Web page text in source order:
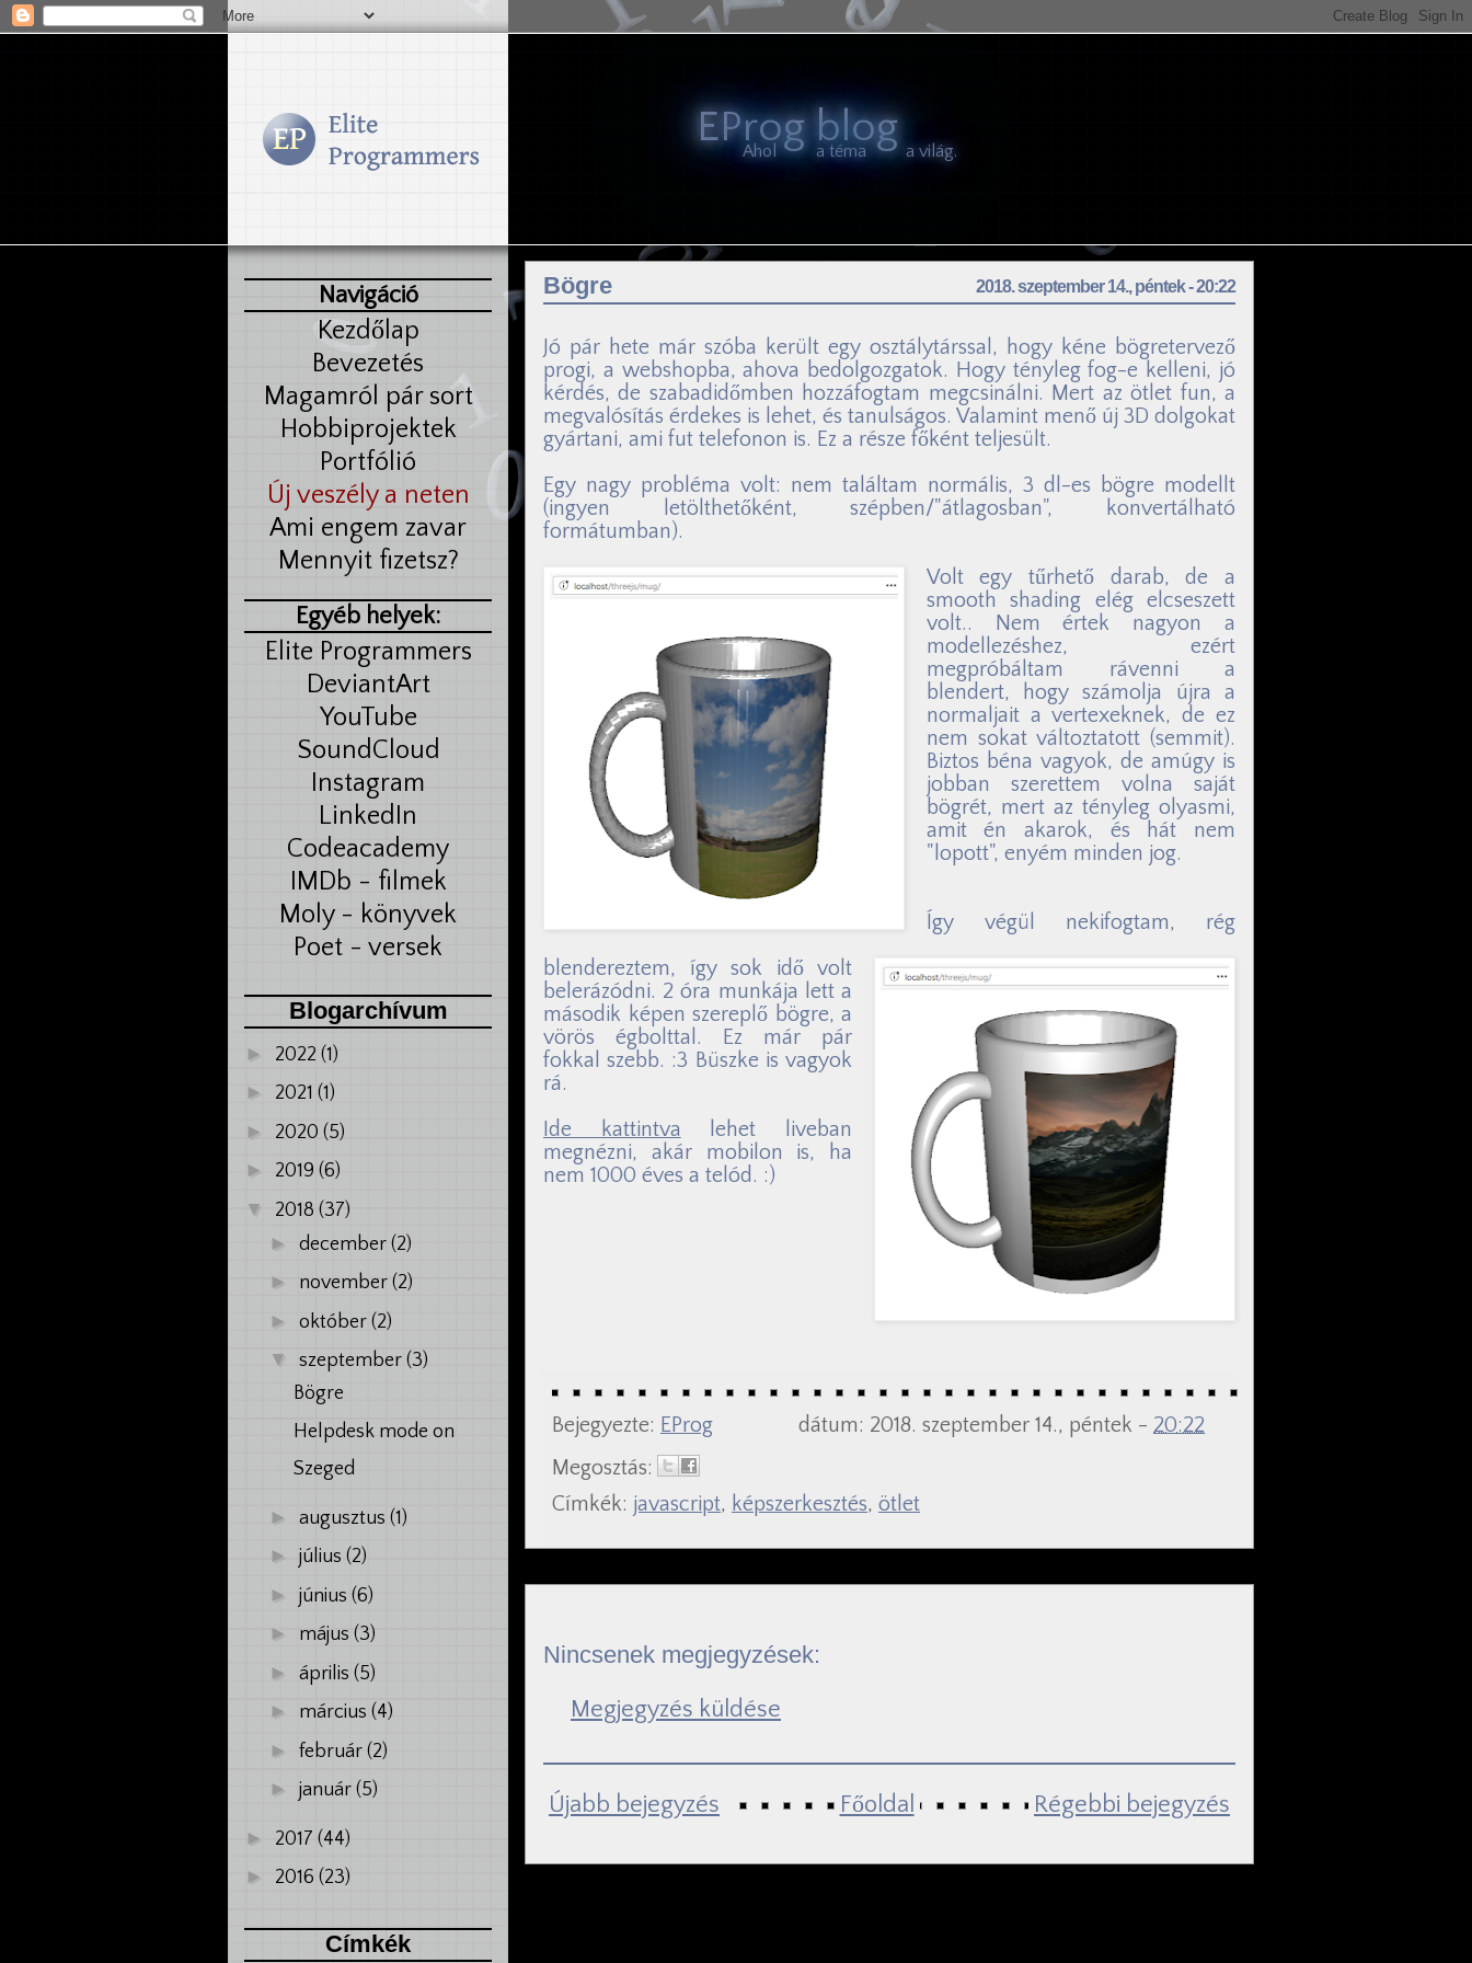
EProg blog
Ahol a téma a világ.
Navigáció
Kezdőlap
Bevezetés
Magamról pár sort
Hobbiprojektek
Portfólió
Új veszély a neten
Ami engem zavar
Mennyit fizetsz?
Egyéb helyek:
Elite Programmers
DeviantArt
YouTube
SoundCloud
Instagram
LinkedIn
Codeacademy
IMDb - filmek
Moly - könyvek
Poet - versek
Blogarchívum
► 2022 (1)
► 2021 (1)
► 2020 (5)
► 2019 (6)
▼ 2018 (37)
► december (2)
► november (2)
► október (2)
▼ szeptember (3)
Bögre
Helpdesk mode on
Szeged
► augusztus (1)
► július (2)
► június (6)
► május (3)
► április (5)
► március (4)
► február (2)
► január (5)
► 2017 (44)
► 2016 (23)
Címkék
Bögre 2018. szeptember 14., péntek - 20:22
Jó pár hete már szóba került egy osztálytárssal, hogy kéne bögretervező
progi, a webshopba, ahova bedolgozgatok. Hogy tényleg fog-e kelleni, jó
kérdés, de szabadidőmben hozzáfogtam megcsinálni. Mert az ötlet fun, a
megvalósítás érdekes is lehet, és tanulságos. Valamint menő új 3D dolgokat
gyártani, ami fut telefonon is. Ez a része főként teljesült.
Egy nagy probléma volt: nem találtam normális, 3 dl-es bögre modellt
(ingyen letölthetőként, szépben/"átlagosban", konvertálható
formátumban).
Volt egy tűrhető darab, de a
smooth shading elég elcseszett
volt.. Nem értek nagyon a
modellezéshez, ezért
megpróbáltam rávenni a
blendert, hogy számolja újra a
normaljait a vertexeknek, de ez
nem sokat változtatott (semmit).
Biztos béna vagyok, de amúgy is
jobban szerettem volna saját
bögrét, mert az tényleg olyasmi,
amit én akarok, és hát nem
"lopott", enyém minden jog.
Így végül nekifogtam, rég
blendereztem, így sok idő volt
belerázódni. 2 óra munkája lett a
második képen szereplő bögre, a
vörös égbolttal. Ez már pár
fokkal szebb. :3 Büszke is vagyok
rá.
Ide kattintva lehet liveban
megnézni, akár mobilon is, ha
nem 1000 éves a telód. :)
Bejegyezte: EProg dátum: 2018. szeptember 14., péntek - 20:22
Megosztás:
Címkék: javascript, képszerkesztés, ötlet
Nincsenek megjegyzések:
Megjegyzés küldése
Újabb bejegyzés Régebbi bejegyzés
Főoldal